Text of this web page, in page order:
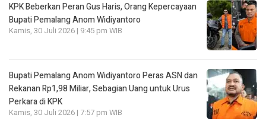
KPK Beberkan Peran Gus Haris, Orang Kepercayaan
Bupati Pemalang Anom Widiyantoro
Kamis, 30 Juli 2026 | 9:45 pm WIB
Bupati Pemalang Anom Widiyantoro Peras ASN dan
Rekanan Rp1,98 Miliar, Sebagian Uang untuk Urus
Perkara di KPK
Kamis, 30 Juli 2026 | 7:57 pm WIB